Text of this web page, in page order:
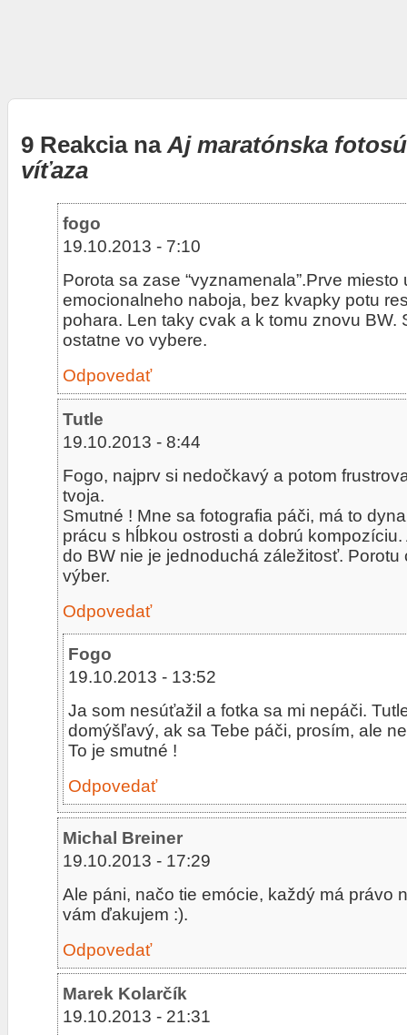
9 Reakcia na
Aj maratónska
víťaza
fogo
19.10.2013 - 7:10
emocionalneho naboja, bez kvapky potu
pohara. Len taky cvak a k tomu znovu BW.
ostatne vo vybere.
Tutle
19.10.2013 - 8:44
tvoja.
Smutné ! Mne sa fotografia páči, má to
prácu s hĺbkou ostrosti a dobrú
do BW nie je jednoduchá záležitosť. Porotu
výber.
Fogo
19.10.2013 - 13:52
domýšľavý, ak sa Tebe páči, prosím, ale
To je smutné !
Michal Breiner
19.10.2013 - 17:29
vám ďakujem :).
Marek Kolarčík
19.10.2013 - 21:31